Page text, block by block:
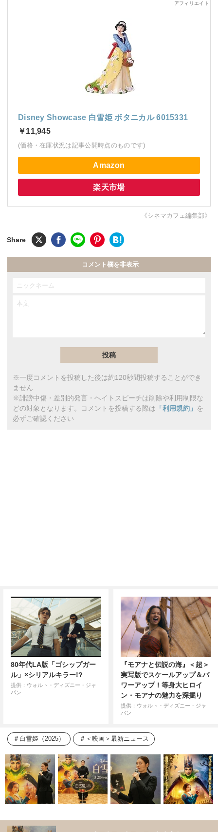
Disney Showcase 白雪姫 ボタニカル 6015331
￥11,945
(価格・在庫状況は記事公開時点のものです)
Amazon
楽天市場
《シネマカフェ編集部》
コメント欄を非表示
※一度コメントを投稿した後は約120秒間投稿することができ
ません
※誹謗中傷・差別的発言・ヘイトスピーチは削除や利用制限な
どの対象となります。コメントを投稿する際は 「利用規約」 を
必ずご確認ください
80年代LA版「ゴシップガー
ル」×シリアルキラー!?
提供：ウォルト・ディズニー・ジャ
パン
『モアナと伝説の海』＜超＞
実写版でスケールアップ＆パ
ワーアップ！等身大ヒロイ
ン・モアナの魅力を深掘り
提供：ウォルト・ディズニー・ジャ
パン
白雪姫（2025） ＜映画＞最新ニュース